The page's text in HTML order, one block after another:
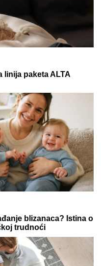
linija paketa ALTA
blizanaca? Istina o
trudnoći